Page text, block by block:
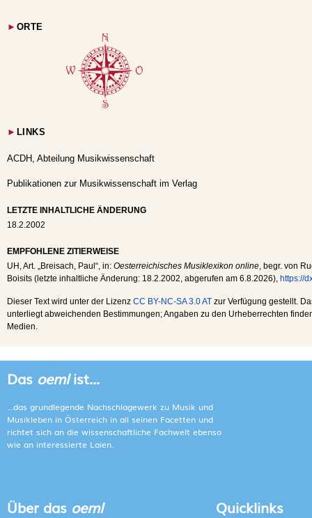
► ORTE
► LINKS
ACDH, Abteilung Musikwissenschaft
Publikationen zur Musikwissenschaft im Verlag
LETZTE INHALTLICHE ÄNDERUNG
18.2.2002
EMPFOHLENE ZITIERWEISE
UH , Art. „Breisach, Paul“, in: Oesterreichisches Musiklexikon online , begr. von
Boisits (letzte inhaltliche Änderung: 18.2.2002 , abgerufen am 6.8.2026), https://
Dieser Text wird unter der Lizenz CC BY-NC-SA 3.0 AT zur Verfügung gestellt.
unterliegt abweichenden Bestimmungen; Angaben zu den Urheberrechten
Medien.
Das oemlist...
...das grundlegende Nachschlagewerk zu Musik und
Musikleben in Österreich in all seinen Facetten und
richtet sich an die wissenschaftliche Fachwelt ebenso
wie an interessierte Laien.
Über das oeml Quicklinks